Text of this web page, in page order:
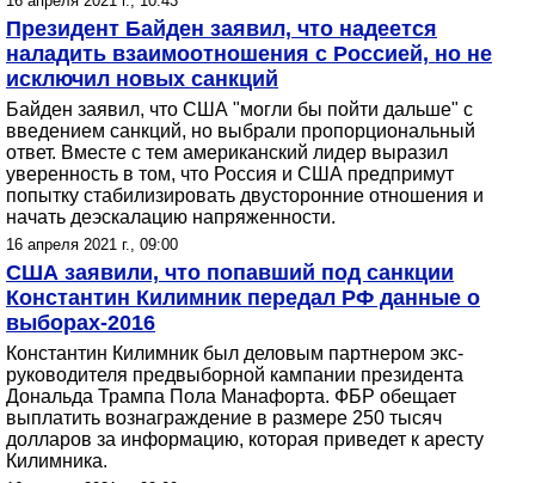
Президент Байден заявил, что надеется
наладить взаимоотношения с Россией, но не
исключил новых санкций
Байден заявил, что США "могли бы пойти дальше" с
введением санкций, но выбрали пропорциональный
ответ. Вместе с тем американский лидер выразил
уверенность в том, что Россия и США предпримут
попытку стабилизировать двусторонние отношения и
начать деэскалацию напряженности.
16 апреля 2021 г., 09:00
США заявили, что попавший под санкции
Константин Килимник передал РФ данные о
выборах-2016
Константин Килимник был деловым партнером экс-
руководителя предвыборной кампании президента
Дональда Трампа Пола Манафорта. ФБР обещает
выплатить вознаграждение в размере 250 тысяч
долларов за информацию, которая приведет к аресту
Килимника.